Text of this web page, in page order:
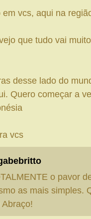
vcs, aqui na
que tudo vai
desse lado do
Quero começar a
vcs
o pavor
as mais simples.